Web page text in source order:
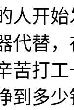
人开
代替
苦打
到多